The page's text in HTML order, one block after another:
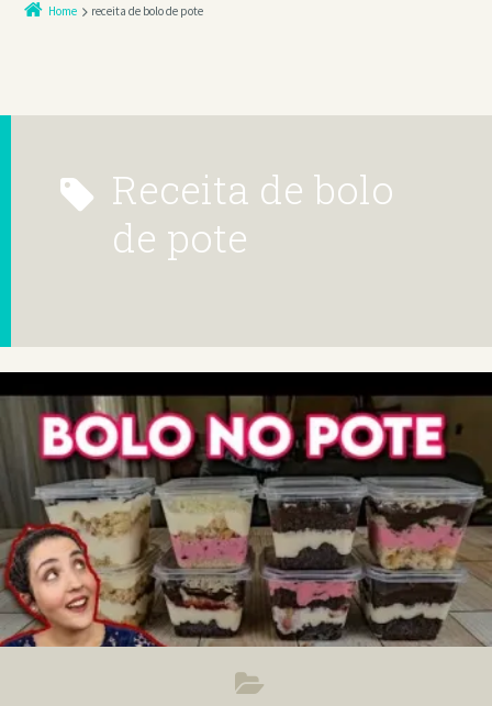
Home receita de bolo de pote
receita de bolo
de pote